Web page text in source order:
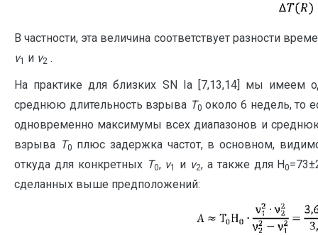
В частности, эта величина соответствует разности
ν1 и ν2 .
На практике для близких SN Ia [7,13,14] мы имеем
среднюю длительность взрыва T0 около 6 недель, то
одновременно максимумы всех диапазонов и
взрыва T0 плюс задержка частот, в основном,
откуда для конкретных T0, ν1 и ν2, а также для H0
сделанных выше предположений: